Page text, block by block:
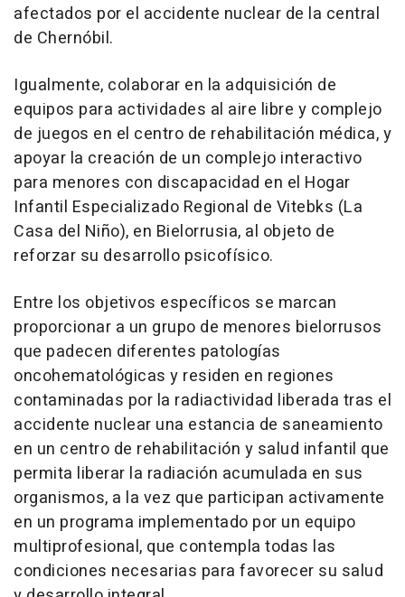
afectados por el accidente nuclear de la central
de Chernóbil.
Igualmente, colaborar en la adquisición de
equipos para actividades al aire libre y complejo
de juegos en el centro de rehabilitación médica, y
apoyar la creación de un complejo interactivo
para menores con discapacidad en el Hogar
Infantil Especializado Regional de Vitebks (La
Casa del Niño), en Bielorrusia, al objeto de
reforzar su desarrollo psicofísico.
Entre los objetivos específicos se marcan
proporcionar a un grupo de menores bielorrusos
que padecen diferentes patologías
oncohematológicas y residen en regiones
contaminadas por la radiactividad liberada tras el
accidente nuclear una estancia de saneamiento
en un centro de rehabilitación y salud infantil que
permita liberar la radiación acumulada en sus
organismos, a la vez que participan activamente
en un programa implementado por un equipo
multiprofesional, que contempla todas las
condiciones necesarias para favorecer su salud